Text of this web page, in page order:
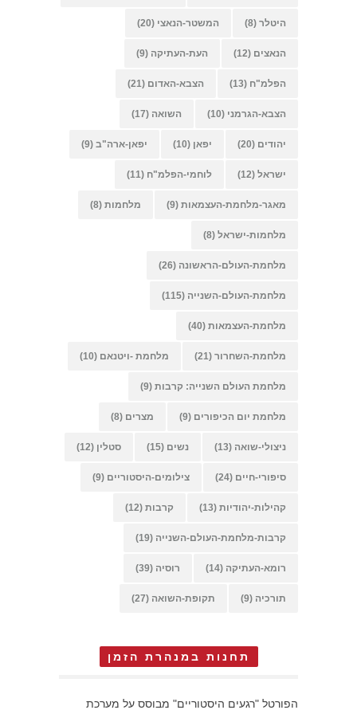
היטלר (8) המשטר-הנאצי (20)
הנאצים (12) העת-העתיקה (9)
הפלמ"ח (13) הצבא-האדום (21)
הצבא-הגרמני (10) השואה (17)
יהודים (20) יפאן (10) יפאן-ארה"ב (9)
ישראל (12) לוחמי-הפלמ"ח (11)
מאגר-מלחמת-העצמאות (9) מלחמות (8)
מלחמות-ישראל (8)
מלחמת-העולם-הראשונה (26)
מלחמת-העולם-השנייה (115)
מלחמת-העצמאות (40)
מלחמת-השחרור (21) מלחמת -ויטנאם (10)
מלחמת העולם השנייה: קרבות (9)
מלחמת יום הכיפורים (9) מצרים (8)
ניצולי-שואה (13) נשים (15) סטלין (12)
סיפורי-חיים (24) צילומים-היסטוריים (9)
קהילות-יהודיות (13) קרבות (12)
קרבות-מלחמת-העולם-השנייה (19)
רומא-העתיקה (14) רוסיה (39)
תורכיה (9) תקופת-השואה (27)
תחנות במנהרת הזמן
הפורטל "רגעים היסטוריים" מבוסס על מערכת